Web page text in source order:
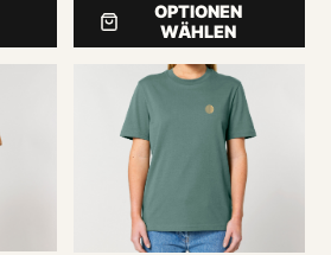
OPTIONEN
WÄHLEN